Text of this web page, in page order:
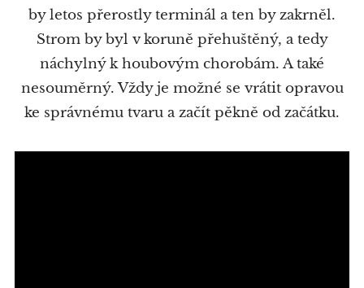
by letos přerostly terminál a ten by zakrněl.
Strom by byl v koruně přehuštěný, a tedy
náchylný k houbovým chorobám. A také
nesouměrný. Vždy je možné se vrátit opravou
ke správnému tvaru a začít pěkně od začátku.